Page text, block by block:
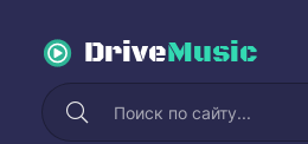
DriveMusic